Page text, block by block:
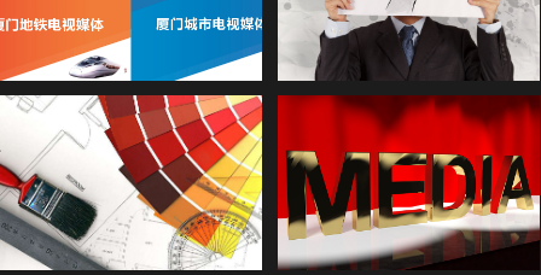
电视媒体——地铁电视 活动策划 业务范围